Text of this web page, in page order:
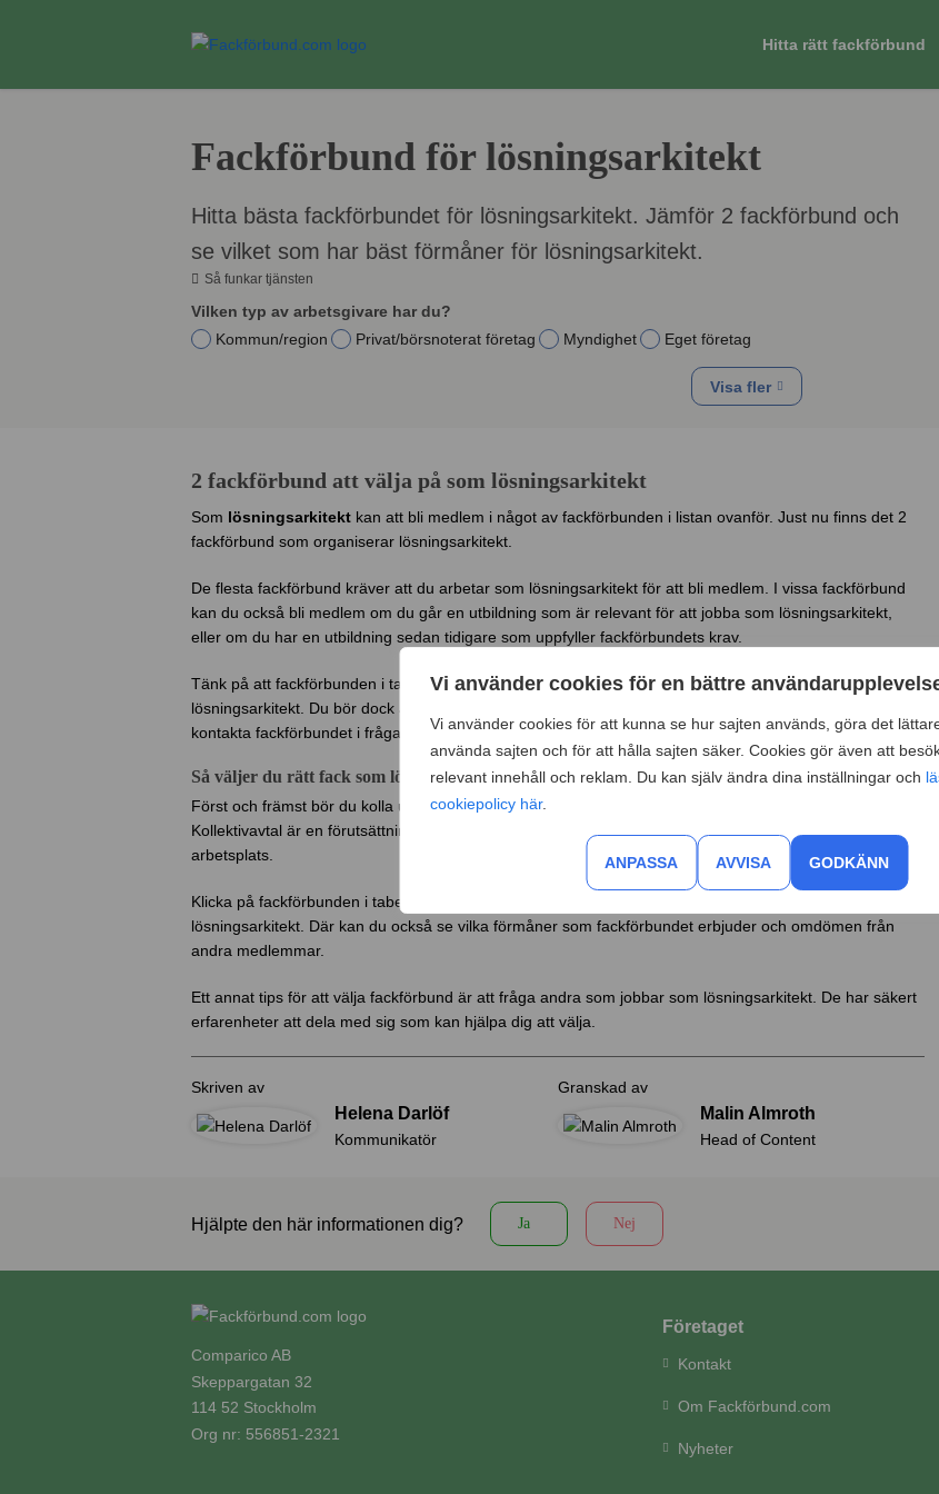
Vi använder cookies för en bättre
Vi använder cookies för att kunna se hur sajten används, göra det
använda sajten och för att hålla sajten säker. Cookies gör även att
relevant innehåll och reklam. Du kan själv ändra dina inställningar och
cookiepolicy här.
ANPASSA AVVISA GODKÄNN
Hitta rätt fackförbund
Fackförbund för lösningsarkitekt
Hitta bästa fackförbundet för lösningsarkitekt. Jämför 2 fackförbund och
se vilket som har bäst förmåner för lösningsarkitekt.
Så funkar tjänsten
Vilken typ av arbetsgivare har du?
Kommun/region
Privat/börsnoterat företag Myndighet Eget företag
Visa fler
2 fackförbund att välja på som lösningsarkitekt
Som lösningsarkitekt kan att bli medlem i något av fackförbunden i listan ovanför. Just nu finns det 2
fackförbund som organiserar lösningsarkitekt.
De flesta fackförbund kräver att du arbetar som lösningsarkitekt för att bli medlem. I vissa fackförbund
kan du också bli medlem om du går en utbildning som är relevant för att jobba som lösningsarkitekt,
eller om du har en utbildning sedan tidigare som uppfyller fackförbundets krav.
Tänk på att fackförbunden i tabellen endast är förslag på vad som kan passa för dig som
lösningsarkitekt. Du bör dock alltid titta närmare på om du uppfyller fackförbundets specifika krav och
kontakta fackförbundet i fråga om du är osäker på om du kan bli medlem.
Så väljer du rätt fack som lösningsarkitekt
Först och främst bör du kolla upp vilket eller vilka fackförbund som har
Kollektivavtal är en förutsättning för att du som lösningsarkitekt ska kunna påverka villkoren på din
arbetsplats.
Klicka på fackförbunden i tabellen ovan för att läsa mer om vad varje fackförbund erbjuder dig som
lösningsarkitekt. Där kan du också se vilka förmåner som fackförbundet erbjuder och omdömen från
andra medlemmar.
Ett annat tips för att välja fackförbund är att fråga andra som jobbar som lösningsarkitekt. De har säkert
erfarenheter att dela med sig som kan hjälpa dig att välja.
Skriven av
Helena Darlöf
Kommunikatör
Granskad av
Malin Almroth
Head of Content
Hjälpte den här informationen dig? Ja Nej
Comparico AB
Skeppargatan 32
114 52 Stockholm
Org nr: 556851-2321
Företaget
Kontakt
Om Fackförbund.com
Nyheter